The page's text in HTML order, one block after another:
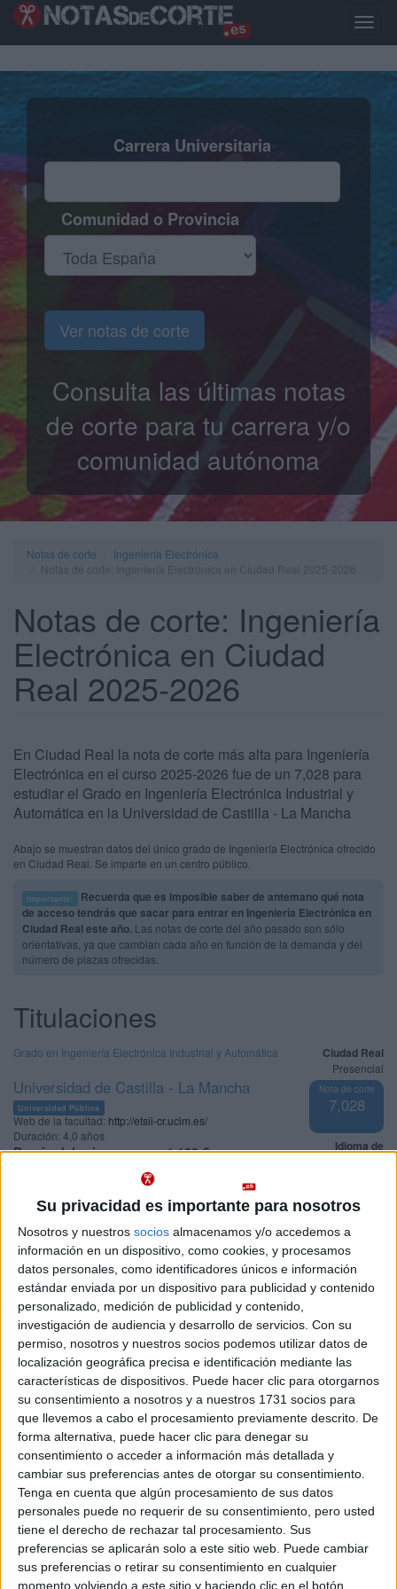
Su privacidad es importante para nosotros
Nosotros y nuestros socios almacenamos y/o accedemos a
información en un dispositivo, como cookies, y procesamos
datos personales, como identificadores únicos e información
estándar enviada por un dispositivo para publicidad y contenido
personalizado, medición de publicidad y contenido,
investigación de audiencia y desarrollo de servicios. Con su
permiso, nosotros y nuestros socios podemos utilizar datos de
localización geográfica precisa e identificación mediante las
características de dispositivos. Puede hacer clic para otorgarnos
su consentimiento a nosotros y a nuestros 1731 socios para
que llevemos a cabo el procesamiento previamente descrito. De
forma alternativa, puede hacer clic para denegar su
consentimiento o acceder a información más detallada y
cambiar sus preferencias antes de otorgar su consentimiento.
Tenga en cuenta que algún procesamiento de sus datos
personales puede no requerir de su consentimiento, pero usted
tiene el derecho de rechazar tal procesamiento. Sus
preferencias se aplicarán solo a este sitio web. Puede cambiar
sus preferencias o retirar su consentimiento en cualquier
momento volviendo a este sitio y haciendo clic en el botón
Pasar
Toggle
Carrera Universitaria
Comunidad o Provincia
Ver notas de corte
Consulta las últimas notas
de corte para tu carrera y/o
comunidad autónoma
Notas de corte
Ingeniería Electrónica
Notas de corte: Ingeniería
Electrónica en Ciudad
Real 2025-2026
En Ciudad Real la nota de corte más alta para Ingeniería
Electrónica en el curso 2025-2026 fue de un 7,028 para
estudiar el Grado en Ingeniería Electrónica Industrial y
Automática en la Universidad de Castilla - La Mancha
Abajo se muestran datos del único grado de Ingeniería Electrónica ofrecido
en Ciudad Real. Se imparte en un centro público.
Importante:
Recuerda que es imposible saber de antemano qué nota
de acceso tendrás que sacar para entrar en Ingeniería Electrónica en
Ciudad Real este año. Las notas de corte del año pasado son sólo
orientativas, ya que cambian cada año en función de la demanda y del
número de plazas ofrecidas.
Titulaciones
Ciudad Real
Presencial
Nota de corte
7,028
Idioma de
Grado en Ingeniería Electrónica Industrial y Automática
Universidad de Castilla - La Mancha
Universidad Pública
Web de la facultad: http://etsii-cr.uclm.es/
Duración: 4,0 años
Precio del primer curso:1.132 €
Pídeles información ¡GRATIS!
Notas de corte Ingeniería
Electrónica por provincias
Oferta en toda España
Ingeniería Electrónica A Coruña
Ingeniería Electrónica Albacete
Ingeniería Electrónica Alicante
Ingeniería Electrónica Almería
Ingeniería Electrónica Asturias
Ingeniería Electrónica Badajoz
Ingeniería Electrónica Baleares